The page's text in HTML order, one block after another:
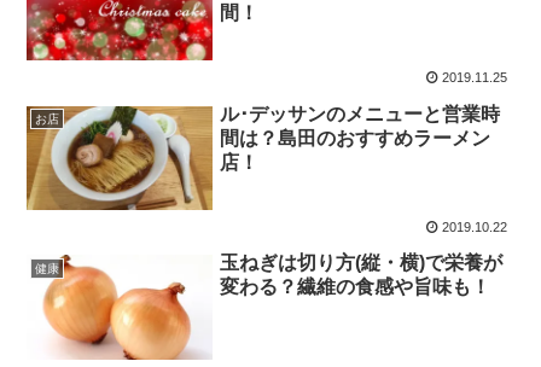
間！
2019.11.25
お店
ル･デッサンのメニューと営業時
間は？島田のおすすめラーメン
店！
2019.10.22
健康
玉ねぎは切り方(縦・横)で栄養が
変わる？繊維の食感や旨味も！